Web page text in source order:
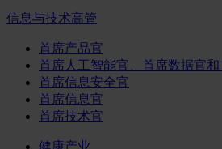
信息与技术高管
首席产品官
首席人工智能官、首席数据官
首席信息安全官
首席信息官
首席技术官
健康产业